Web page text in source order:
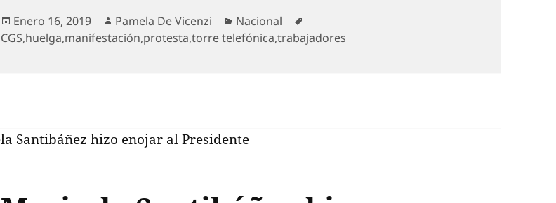
Publicado
el
Enero 16, 2019 Autor
Pamela De Vicenzi Categorías
Nacional
CGS,huelga,manifestación,protesta,torre telefónica,trabajadores